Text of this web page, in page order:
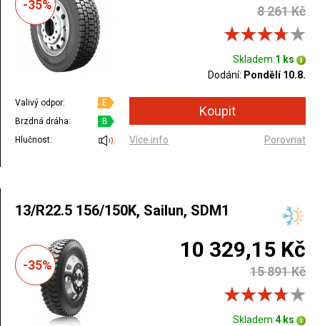
-35% 8 261 Kč
Skladem:1 ks
Dodání: Pondělí 10.8.
Valivý odpor:
E
Brzdná dráha:
B
Hlučnost:
Více info Porovnat
13/R22.5 156/150K, Sailun, SDM1
-35%
10 329,15 Kč
15 891 Kč
Skladem:4 ks